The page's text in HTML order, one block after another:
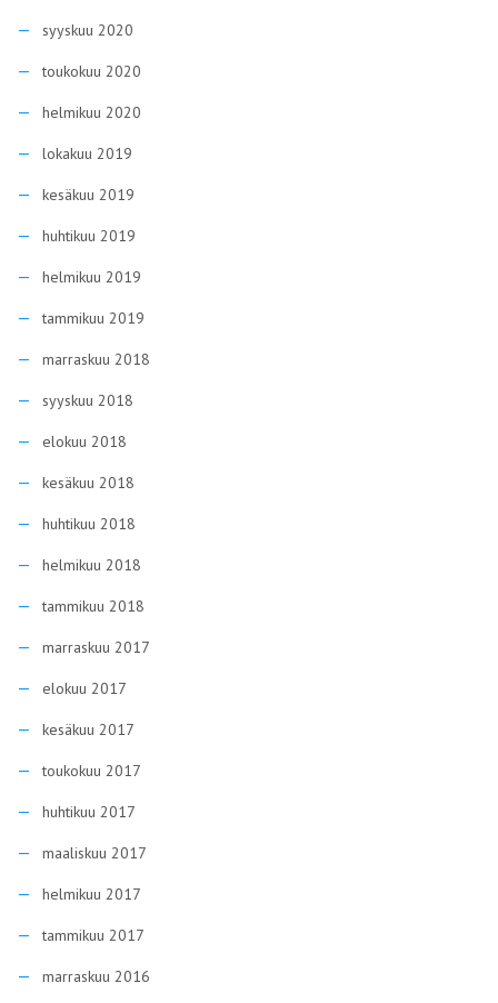
syyskuu 2020
toukokuu 2020
helmikuu 2020
lokakuu 2019
kesäkuu 2019
huhtikuu 2019
helmikuu 2019
tammikuu 2019
marraskuu 2018
syyskuu 2018
elokuu 2018
kesäkuu 2018
huhtikuu 2018
helmikuu 2018
tammikuu 2018
marraskuu 2017
elokuu 2017
kesäkuu 2017
toukokuu 2017
huhtikuu 2017
maaliskuu 2017
helmikuu 2017
tammikuu 2017
marraskuu 2016